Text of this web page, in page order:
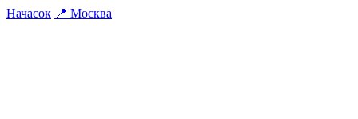
Начасок 📍 Москва